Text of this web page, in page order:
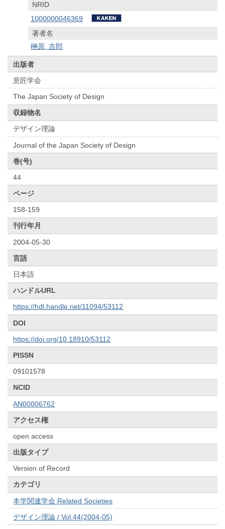
NRID
1000000046369
著者名
榊原, 吉郎
出版者
意匠学会
The Japan Society of Design
収録物名
デザイン理論
Journal of the Japan Society of Design
巻(号)
44
ページ
158-159
刊行年月
2004-05-30
言語
日本語
ハンドルURL
https://hdl.handle.net/11094/53112
DOI
https://doi.org/10.18910/53112
PISSN
09101578
NCID
AN00006762
アクセス権
open access
出版タイプ
Version of Record
カテゴリ
本学関連学会 Related Societies
デザイン理論 / Vol.44(2004-05)